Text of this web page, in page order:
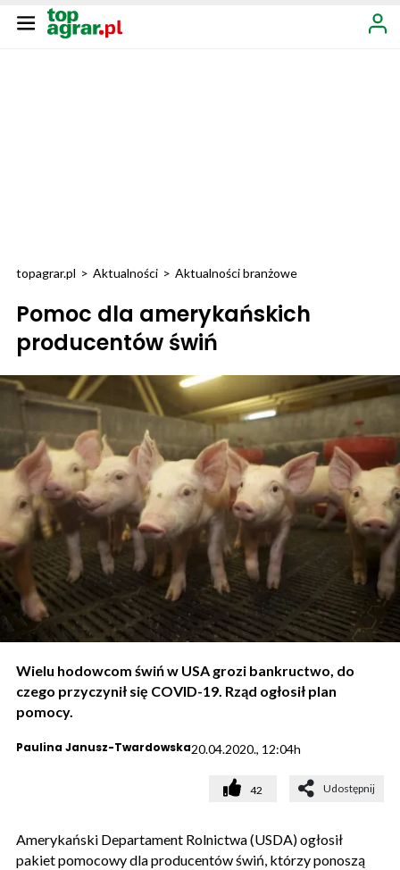
topagrar.pl > Aktualności > Aktualności branżowe
Pomoc dla amerykańskich
producentów świń
Wielu hodowcom świń w USA grozi bankructwo, do
czego przyczynił się COVID-19. Rząd ogłosił plan
pomocy.
Paulina Janusz-Twardowska20.04.2020., 12:04h
42 Udostępnij
Amerykański Departament Rolnictwa (USDA) ogłosił
pakiet pomocowy dla producentów świń, którzy ponoszą